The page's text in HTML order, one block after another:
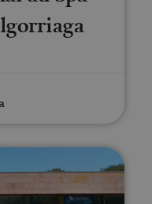
journée idéale au Spa